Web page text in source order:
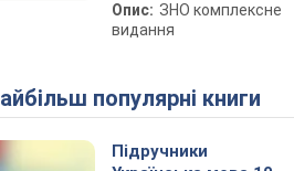
О. Й. Чиж
Опис: ЗНО комплексне
видання
Найбільш популярні книги
Підручники